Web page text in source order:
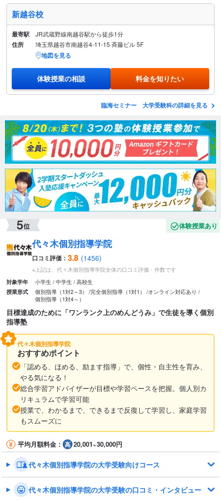
新越谷校
最寄駅 JR武蔵野線南越谷駅から徒歩1分
住所 埼玉県越谷市南越谷4-11-15 斉藤ビル 5F
地図を見る
体験授業の相談 料金を知りたい
臨海セミナー 大学受験科の詳細を見る
体験授業あり
代々木個別指導学院
口コミ評価： 3.8 (1456)
※上記は、代々木個別指導学院全体の口コミ評価・件数です
対象学年 小学生 中学生 高校生
授業形式 個別指導（1対2～3） 完全個別指導（1対1）
オンライン対応あり
個別指導（1対4～）
目標達成のために「ワンランク上のめんどうみ」で生徒を導く個別
指導塾
代々木個別指導学院
おすすめポイント
「認める、ほめる、励ます指導」で、個性・自主性を育み、
やる気になる！
総合学習アドバイザーが目標や学習ペースを把握。個人別カ
リキュラムで学習可能
授業で、わかるまで、できるまで反復して学習し、家庭学習
もスムーズに
平均月額料金： 20,001~30,000円
代々木個別指導学院の大学受験向けコース
代々木個別指導学院の大学受験の口コミ・インタビュー